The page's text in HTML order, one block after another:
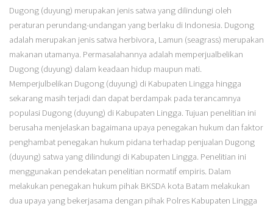
Dugong (duyung) merupakan jenis satwa yang dilindungi oleh
peraturan perundang-undangan yang berlaku di Indonesia. Dugong
adalah merupakan jenis satwa herbivora, Lamun (seagrass) merupakan
makanan utamanya. Permasalahannya adalah memperjualbelikan
Dugong (duyung) dalam keadaan hidup maupun mati.
Memperjulbelikan Dugong (duyung) di Kabupaten Lingga hingga
sekarang masih terjadi dan dapat berdampak pada terancamnya
populasi Dugong (duyung) di Kabupaten Lingga. Tujuan penelitian ini
berusaha menjelaskan bagaimana upaya penegakan hukum dan faktor
penghambat penegakan hukum pidana terhadap penjualan Dugong
(duyung) satwa yang dilindungi di Kabupaten Lingga. Penelitian ini
menggunakan pendekatan penelitian normatif empiris. Dalam
melakukan penegakan hukum pihak BKSDA kota Batam melakukan
dua upaya yang bekerjasama dengan pihak Polres Kabupaten Lingga